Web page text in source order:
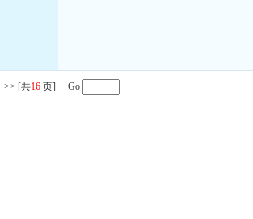
>> [共16 页] Go